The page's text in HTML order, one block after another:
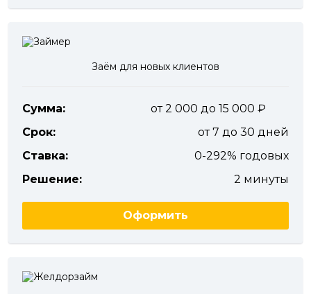
Заём для новых клиентов
Сумма:
от 2 000 до 15 000
Срок:
от 7 до 30 дней
Ставка:
0-292% годовых
Решение:
2 минуты
Оформить